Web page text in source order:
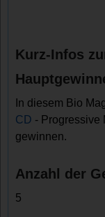
Kurz-Infos
In diesem Bio
CD - Progressive
gewinnen.
Anzahl der
5